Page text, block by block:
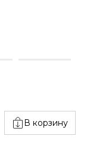
В корзину